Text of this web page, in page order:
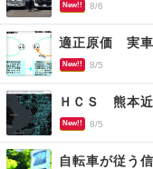
New!! 8/6
New!! 8/5
ＨＣＳ 熊本近
New!! 8/5